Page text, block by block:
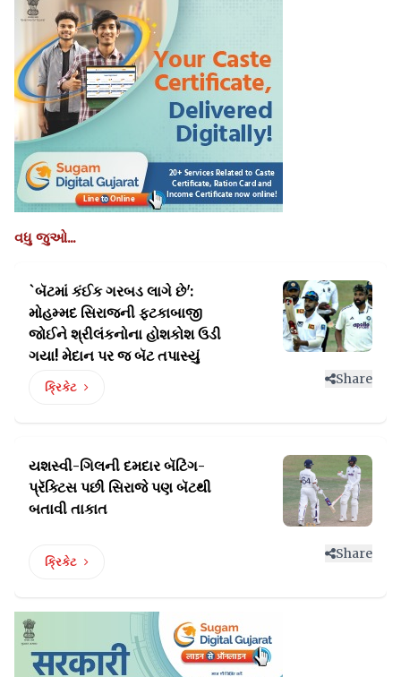
વધુ જુઓ...
`બૅટમાં કંઈક ગરબડ લાગે છે':
મોહમ્મદ સિરાજની ફટકાબાજી
જોઈને શ્રીલંકનોના હોશકોશ ઉડી
ગયા! મેદાન પર જ બૅટ તપાસ્યું
ક્રિકેટ
Share
યશસ્વી-ગિલની દમદાર બૅટિંગ-
પ્રૅક્ટિસ પછી સિરાજે પણ બૅટથી
બતાવી તાકાત
ક્રિકેટ
Share